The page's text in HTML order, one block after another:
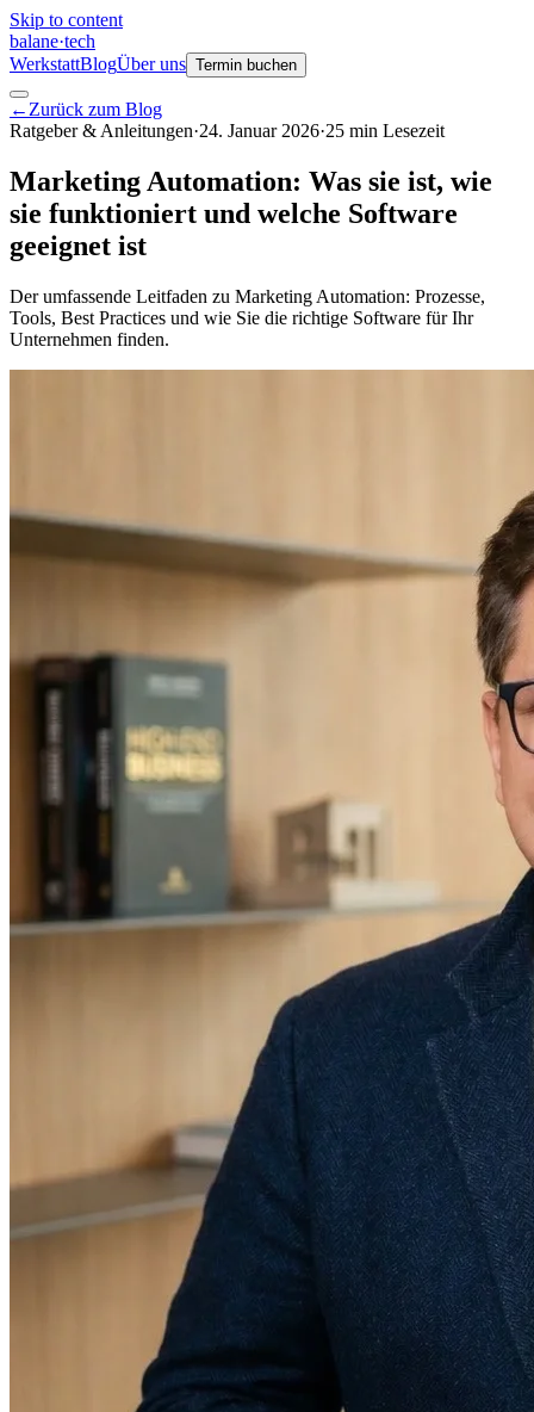
Skip to content
balane·tech
WerkstattBlogÜber uns Termin buchen
← Zurück zum Blog
Ratgeber & Anleitungen·24. Januar 2026·25 min Lesezeit
Marketing Automation: Was sie ist, wie
sie funktioniert und welche Software
geeignet ist
Der umfassende Leitfaden zu Marketing Automation: Prozesse,
Tools, Best Practices und wie Sie die richtige Software für Ihr
Unternehmen finden.